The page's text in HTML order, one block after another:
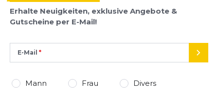
Erhalte Neuigkeiten, exklusive Angebote &
Gutscheine per E-Mail!
E-Mail
Mann Frau Divers